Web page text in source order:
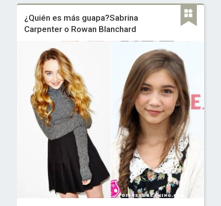
¿Quién es más guapa?Sabrina
Carpenter o Rowan Blanchard